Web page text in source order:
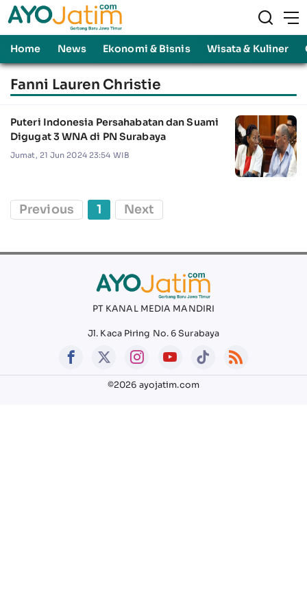
Home News Ekonomi & Bisnis Wisata & Kuliner
Fanni Lauren Christie
Puteri Indonesia Persahabatan dan Suami
Digugat 3 WNA di PN Surabaya
Jumat, 21 Jun 2024 23:54 WIB
Previous 1 Next
PT KANAL MEDIA MANDIRI
Jl. Kaca Piring No. 6 Surabaya
©2026 ayojatim.com